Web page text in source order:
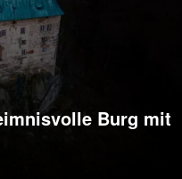
Burg mit